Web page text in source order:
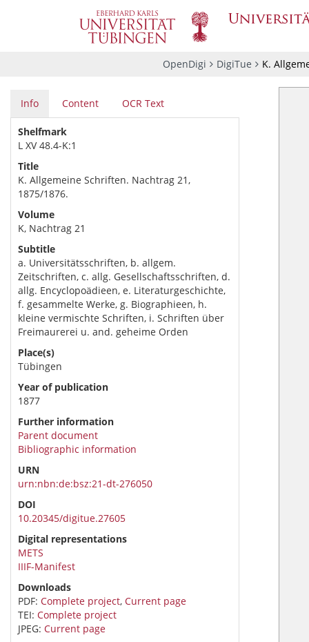
OpenDigi DigiTue K.
Info Content OCR Text
Shelfmark
L XV 48.4-K:1
Title
K. Allgemeine Schriften. Nachtrag 21,
1875/1876.
Volume
K, Nachtrag 21
Subtitle
a. Universitätsschriften, b. allgem.
Zeitschriften, c. allg. Gesellschaftsschriften, d.
allg. Encyclopoädieen, e. Literaturgeschichte,
f. gesammelte Werke, g. Biographieen, h.
kleine vermischte Schriften, i. Schriften über
Freimaurerei u. and. geheime Orden
Place(s)
Tübingen
Year of publication
1877
Further information
Parent document
Bibliographic information
URN
urn:nbn:de:bsz:21-dt-276050
DOI
10.20345/digitue.27605
Digital representations
METS
IIIF-Manifest
Downloads
PDF: Complete project, Current page
TEI: Complete project
JPEG: Current page